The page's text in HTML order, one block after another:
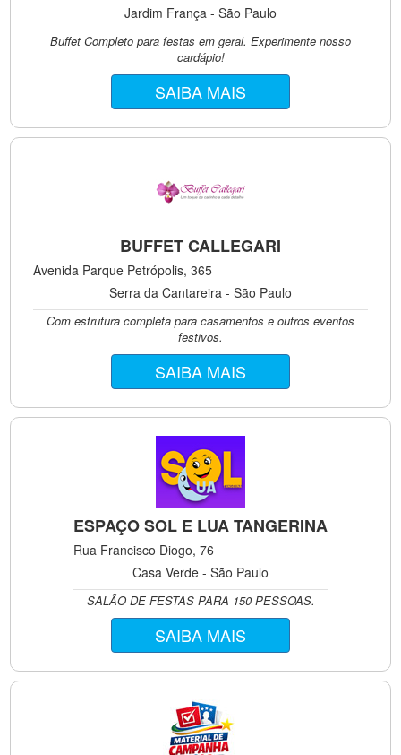
Jardim França - São Paulo
Buffet Completo para festas em geral. Experimente nosso
cardápio!
SAIBA MAIS
BUFFET CALLEGARI
Avenida Parque Petrópolis, 365
Serra da Cantareira - São Paulo
Com estrutura completa para casamentos e outros eventos
festivos.
SAIBA MAIS
ESPAÇO SOL E LUA TANGERINA
Rua Francisco Diogo, 76
Casa Verde - São Paulo
SALÃO DE FESTAS PARA 150 PESSOAS.
SAIBA MAIS